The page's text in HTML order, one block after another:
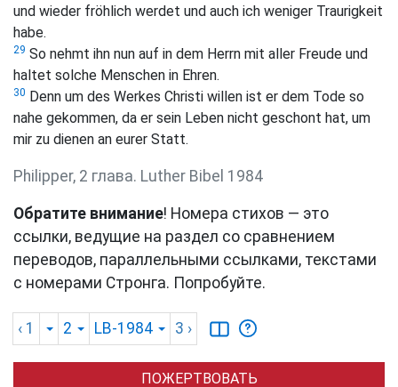
und wieder fröhlich werdet und auch ich weniger Traurigkeit
habe.
29 So nehmt ihn nun auf in dem Herrn mit aller Freude und
haltet solche Menschen in Ehren.
30 Denn um des Werkes Christi willen ist er dem Tode so
nahe gekommen, da er sein Leben nicht geschont hat, um
mir zu dienen an eurer Statt.
Philipper, 2 глава. Luther Bibel 1984
Обратите внимание! Номера стихов — это
ссылки, ведущие на раздел со сравнением
переводов, параллельными ссылками, текстами
с номерами Стронга. Попробуйте.
‹ 1 2 LB-1984 3 ›
ПОЖЕРТВОВАТЬ